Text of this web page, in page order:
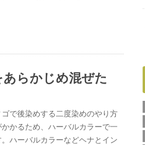
らかじめ混ぜた
で後染めする二度染めのやり方
かるため、ハーバルカラーで一
ハーバルカラーなどヘナとイン